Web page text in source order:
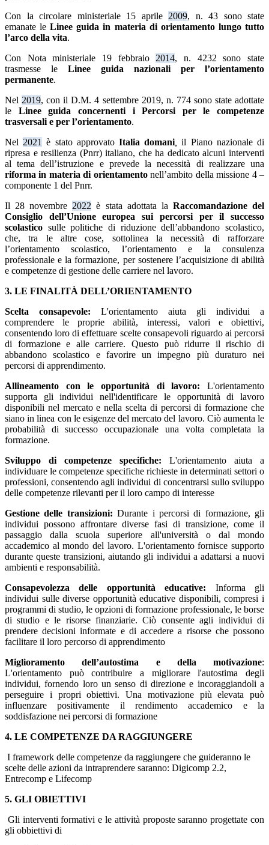
Con la circolare ministeriale 15 aprile 2009, n. 43 sono state
emanate leLinee guida in materia di orientamento lungo tutto
l’arco della vita.
Con Nota ministeriale 19 febbraio 2014, n. 4232 sono state
trasmesse le Linee guida nazionali per l’orientamento
permanente.
Nel 2019, con il D.M. 4 settembre 2019, n. 774 sono state adottate
le Linee guida concernenti i Percorsi per le competenze
trasversali e per l’orientamento.
Nel 2021 è stato approvatoItalia domani
il Piano nazionale di
ripresa e resilienza (Pnrr) italiano, che ha dedicato alcuni interventi
al tema dell’istruzione e prevede la necessità di realizzare una
riforma in materia di orientamento nell’ambito della missione 4 –
componente 1 del Pnrr.
Il 28novembre 2022 è stata adottata la Raccomandazione del
Consiglio dell’Unione europea sui percorsi per il successo
scolastico sulle politiche di riduzione dell’abbandono scolastico,
che, tra le altre cose, sottolinea la necessità di rafforzare
l’orientamento scolastico, l’orientamento e la consulenza
professionale e la formazione, per sostenere l’acquisizione di abilità
e competenze di gestione delle carriere nel lavoro.
3. LE FINALITÀ DELL’ORIENTAMENTO
Scelta consapevole: L'orientamento aiuta gli individui a
comprendere le proprie abilità, interessi, valori e obiettivi,
consentendo loro di effettuare scelte consapevoli riguardo ai percorsi
di formazione e alle carriere. Questo può ridurre il rischio di
abbandono scolastico e favorire un impegno più duraturo nei
percorsi di apprendimento.
Allineamento con le opportunità di lavoro: L'orientamento
supporta gli individui nell'identificare le opportunità di lavoro
disponibili nel mercato e nella scelta di percorsi di formazione che
siano in linea con le esigenze del mercato del lavoro. Ciò aumenta le
probabilità di successo occupazionale una volta completata la
formazione.
Sviluppo di competenze specifiche: L'orientamento aiuta a
individuare le competenze specifiche richieste in determinati settori o
professioni, consentendo agli individui di concentrarsi sullo sviluppo
delle competenze rilevanti per il loro campo di interesse
Gestione delle transizioni: Durante i percorsi di formazione, gli
individui possono affrontare diverse fasi di transizione, come il
passaggio dalla scuola superiore all'università o dal mondo
accademico al mondo del lavoro. L'orientamento fornisce supporto
durante queste transizioni, aiutando gli individui a adattarsi a nuovi
ambienti e responsabilità.
Consapevolezza delle opportunità educative: Informa gli
individui sulle diverse opportunità educative disponibili, compresi i
programmi di studio, le opzioni di formazione professionale, le borse
di studio e le risorse finanziarie. Ciò consente agli individui di
prendere decisioni informate e di accedere a risorse che possono
facilitare il loro percorso di apprendimento
Miglioramento dell’autostima e della motivazione:
L'orientamento può contribuire a migliorare l'autostima degli
individui, fornendo loro un senso di direzione e incoraggiandoli a
perseguire i propri obiettivi. Una motivazione più elevata può
influenzare positivamente il rendimento accademico e la
soddisfazione nei percorsi di formazione
4. LE COMPETENZE DA RAGGIUNGERE
I framework delle competenze da raggiungere che guideranno le
scelte delle azioni da intraprendere saranno: Digicomp 2.2,
Entrecomp e Lifecomp
5. GLI OBIETTIVI
Gli interventi formativi e le attività proposte saranno progettate con
gli obbiettivi di